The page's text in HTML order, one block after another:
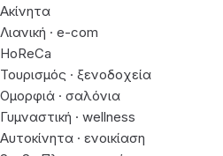
Ακίνητα
Λιανική · e-com
HoReCa
Τουρισμός · ξενοδοχεία
Ομορφιά · σαλόνια
Γυμναστική · wellness
Αυτοκίνητα · ενοικίαση